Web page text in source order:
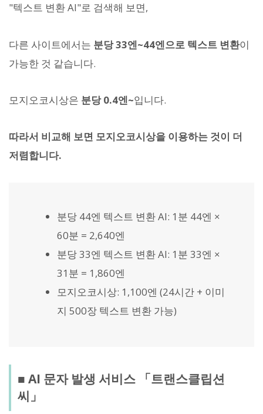
"텍스트 변환 AI"로 검색해 보면,
다른 사이트에서는 분당 33엔~44엔으로 텍스트 변환이
가능한 것 같습니다.
모지오코시상은 분당 0.4엔~입니다.
따라서 비교해 보면 모지오코시상을 이용하는 것이 더
저렴합니다.
분당 44엔 텍스트 변환 AI: 1분 44엔 ×
60분 = 2,640엔
분당 33엔 텍스트 변환 AI: 1분 33엔 ×
31분 = 1,860엔
모지오코시상: 1,100엔 (24시간 + 이미
지 500장 텍스트 변환 가능)
■ AI 문자 발생 서비스 「트랜스클립션
씨」